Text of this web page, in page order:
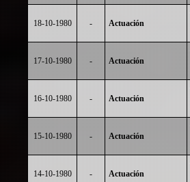
18-10-1980 - Actuación
17-10-1980 - Actuación
16-10-1980 - Actuación
15-10-1980 - Actuación
14-10-1980 - Actuación